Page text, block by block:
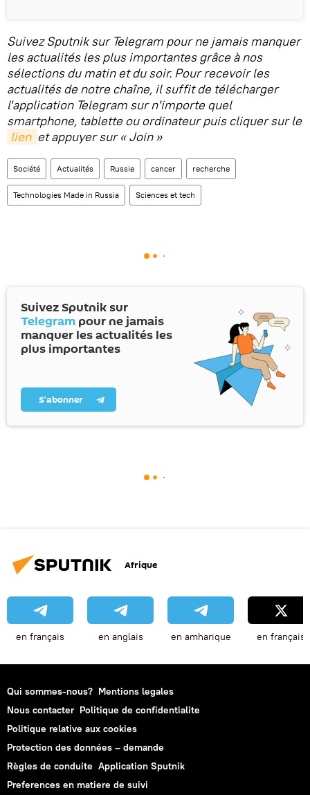
Suivez Sputnik sur Telegram pour ne jamais manquer
les actualités les plus importantes grâce à nos
sélections du matin et du soir. Pour recevoir les
actualités de notre chaîne, il suffit de télécharger
l'application Telegram sur n'importe quel
smartphone, tablette ou ordinateur puis cliquer sur le
lien et appuyer sur « Join »
Société Actualités Russie cancer recherche
Technologies Made in Russia Sciences et tech
Suivez Sputnik sur
Telegram pour ne jamais
manquer les actualités les
plus importantes
S’abonner
Afrique
en français en anglais en amharique en français
Qui sommes-nous? Mentions legales
Nous contacter Politique de confidentialite
Politique relative aux cookies
Protection des données – demande
Règles de conduite Application Sputnik
Preferences en matiere de suivi